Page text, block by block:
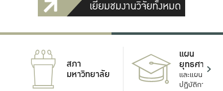
เยี่ยมชมงานวิจัยทั้งหมด
สภา
มหาวิทยาลัย
แผน
ยุทธศาสตร์
และแผน
ปฏิบัติการ